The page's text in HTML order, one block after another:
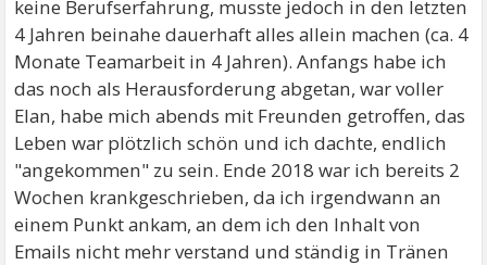
keine Berufserfahrung, musste jedoch in den letzten
4 Jahren beinahe dauerhaft alles allein machen (ca. 4
Monate Teamarbeit in 4 Jahren). Anfangs habe ich
das noch als Herausforderung abgetan, war voller
Elan, habe mich abends mit Freunden getroffen, das
Leben war plötzlich schön und ich dachte, endlich
"angekommen" zu sein. Ende 2018 war ich bereits 2
Wochen krankgeschrieben, da ich irgendwann an
einem Punkt ankam, an dem ich den Inhalt von
Emails nicht mehr verstand und ständig in Tränen